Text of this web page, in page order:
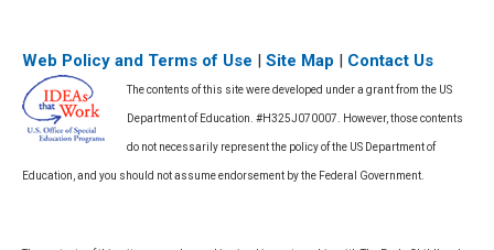
Web Policy and Terms of Use Site Map Contact Us
The contents of this site were developed under a grant from the US
Department of Education. #H325J070007. However, those contents
do not necessarily represent the policy of the US Department of
Education, and you should not assume endorsement by the Federal Government.